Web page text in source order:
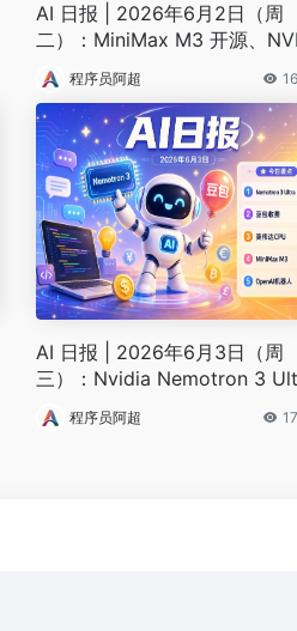
AI 日报 | 2026年6月2日（周
二）：MiniMax M3 开源、
A GTC Taipei 发布物理 AI 全家
桶
程序员阿超
AI 日报 | 2026年6月3日（周
三）：Nvidia Nemotron 3
成美最强开源模型、豆包6月下
正式收费
程序员阿超